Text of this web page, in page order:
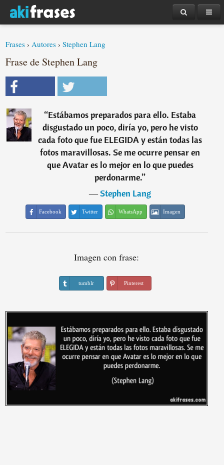
Frases ›Autores ›Stephen Lang
Frase de Stephen Lang
“Estábamos preparados para ello. Estaba
disgustado un poco, diría yo, pero he visto
cada foto que fue ELEGIDA y están todas las
fotos maravillosas. Se me ocurre pensar en
que Avatar es lo mejor en lo que puedes
perdonarme.”
―Stephen Lang
Facebook Twitter WhatsApp Imagen
Imagen con frase:
tumblr Pinterest